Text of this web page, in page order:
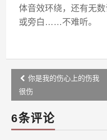
体音效环绕，还有无
或旁白……不难听。
Post
navigation
你是我的伤心上的伤我
很伤
6条评论